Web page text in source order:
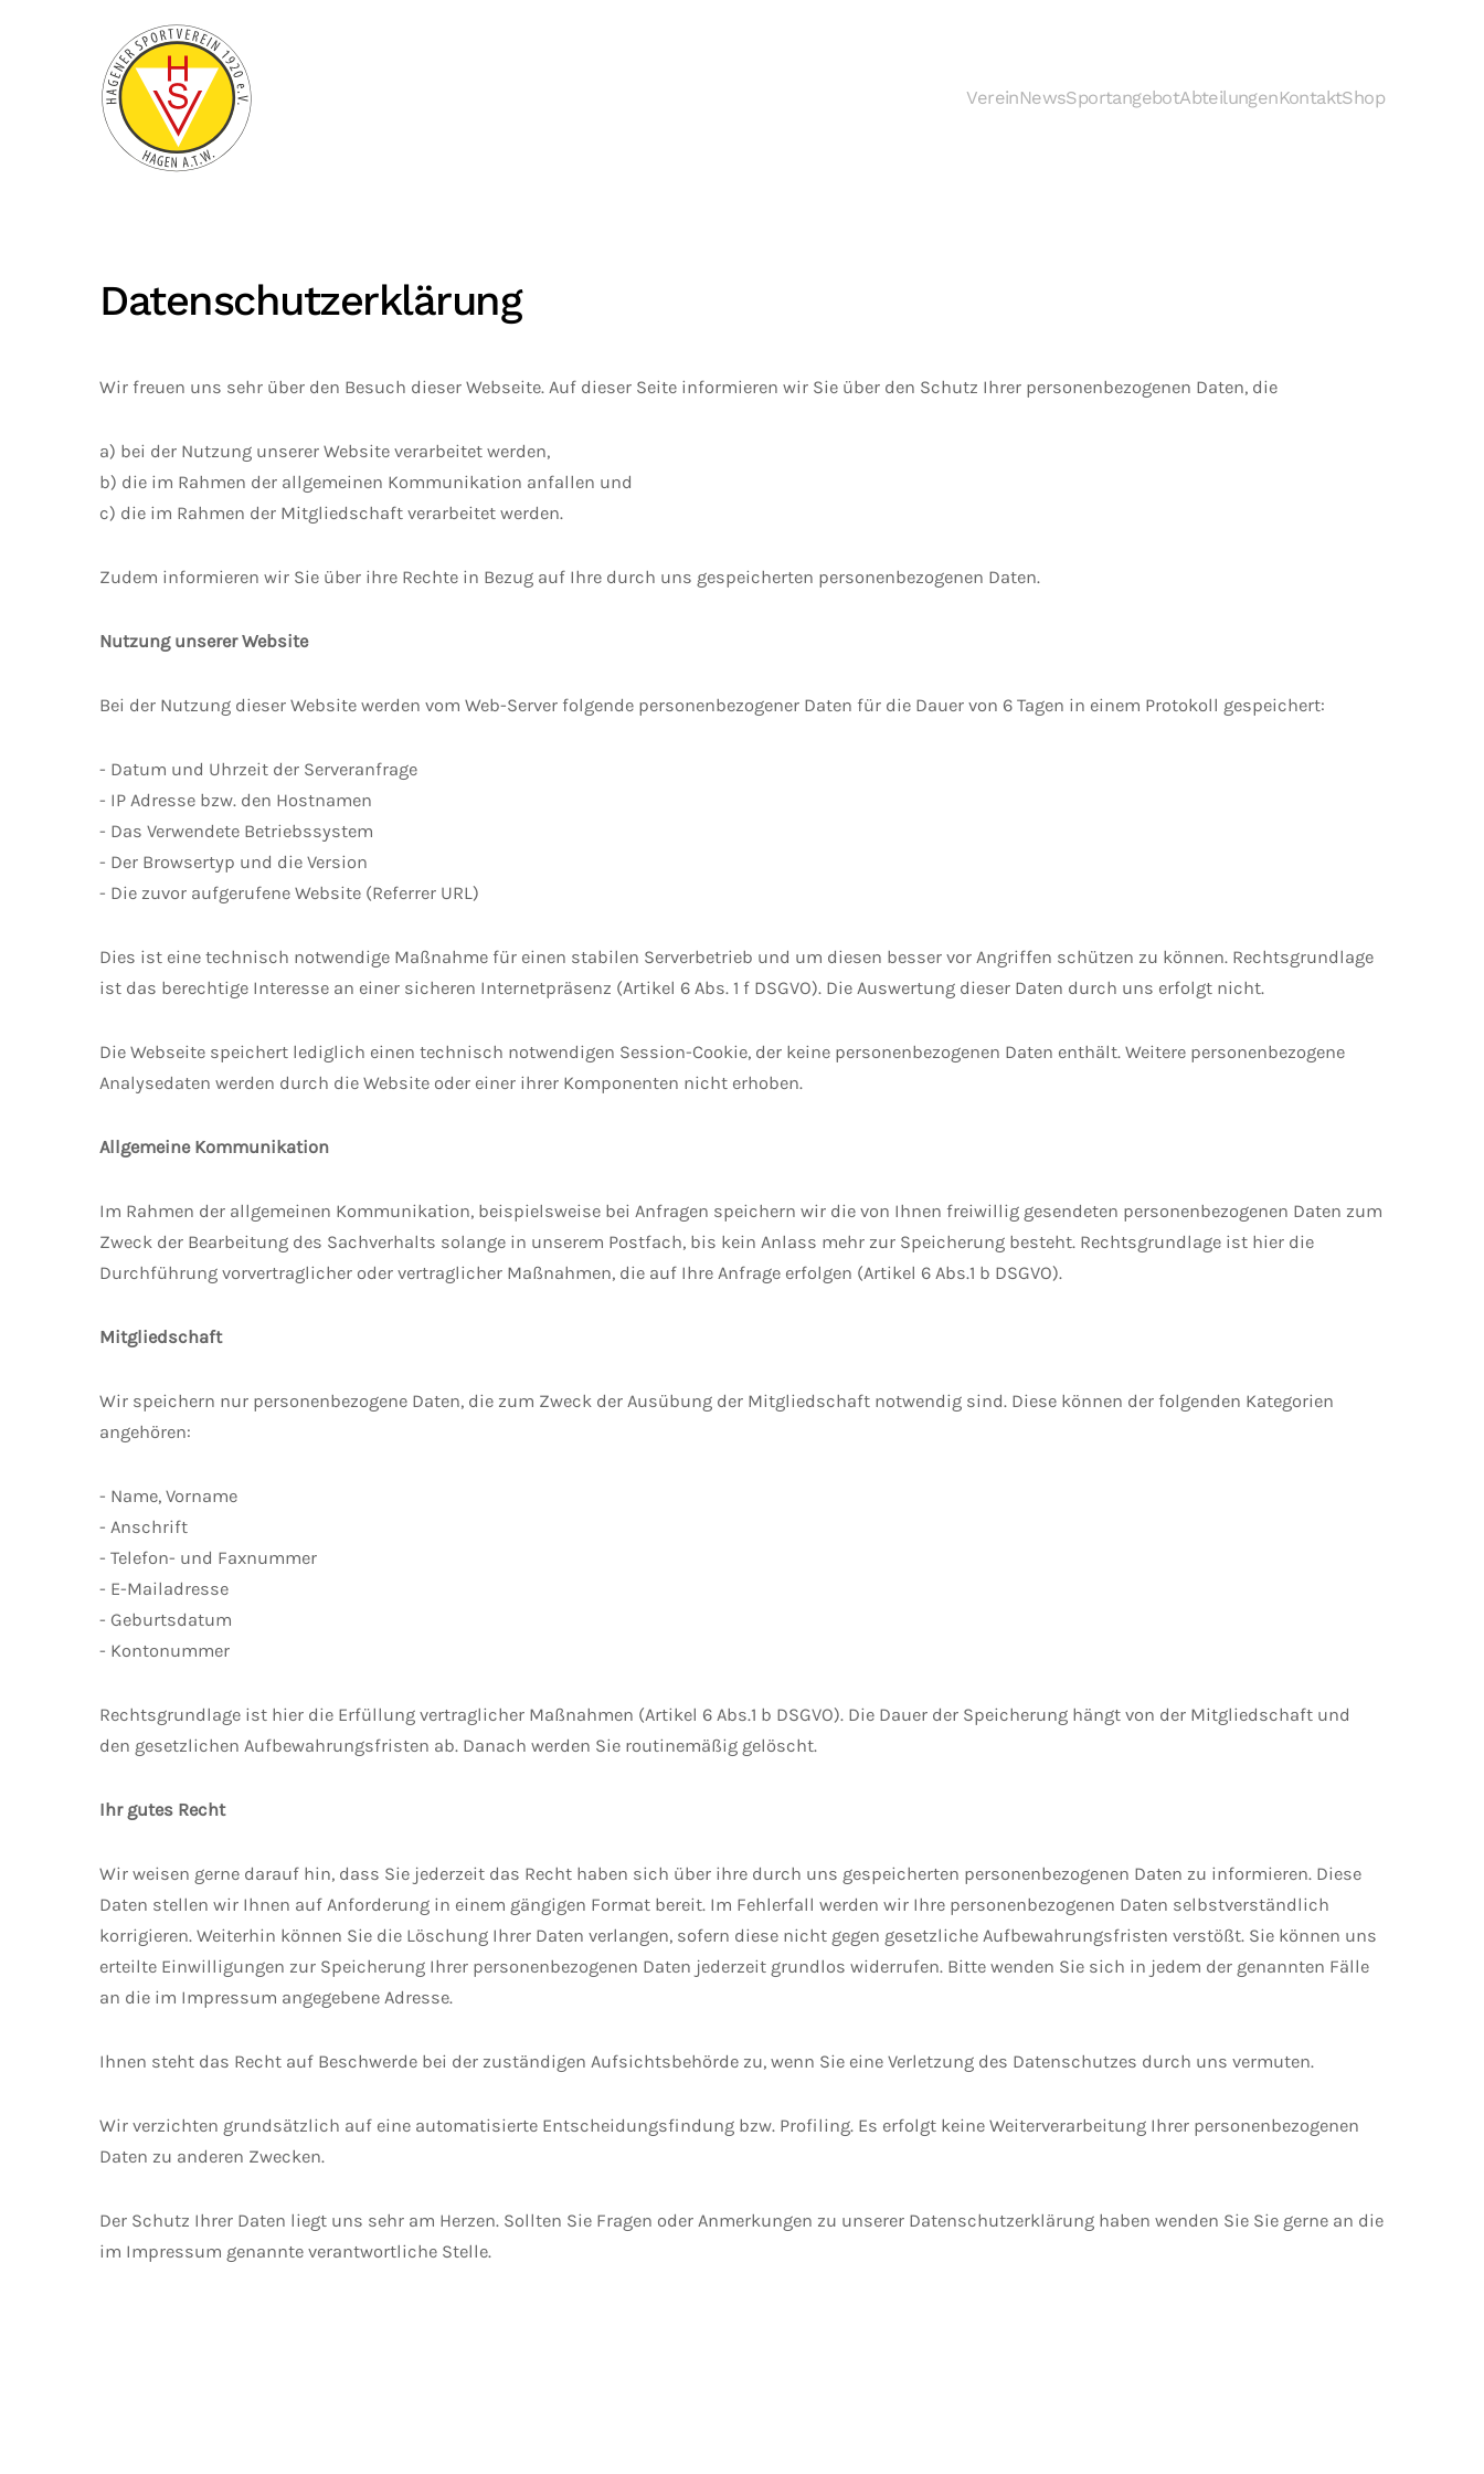
Zum Hauptinhalt springen
VereinNewsSportangebotAbteilungenKontaktShop
Datenschutzerklärung
Wir freuen uns sehr über den Besuch dieser Webseite. Auf dieser Seite informieren wir Sie über den Schutz Ihrer personenbezogenen Daten, die
a) bei der Nutzung unserer Website verarbeitet werden,
b) die im Rahmen der allgemeinen Kommunikation anfallen und
c) die im Rahmen der Mitgliedschaft verarbeitet werden.
Zudem informieren wir Sie über ihre Rechte in Bezug auf Ihre durch uns gespeicherten personenbezogenen Daten.
Nutzung unserer Website
Bei der Nutzung dieser Website werden vom Web-Server folgende personenbezogener Daten für die Dauer von 6 Tagen in einem Protokoll gespeichert:
- Datum und Uhrzeit der Serveranfrage
- IP Adresse bzw. den Hostnamen
- Das Verwendete Betriebssystem
- Der Browsertyp und die Version
- Die zuvor aufgerufene Website (Referrer URL)
Dies ist eine technisch notwendige Maßnahme für einen stabilen Serverbetrieb und um diesen besser vor Angriffen schützen zu können. Rechtsgrundlage
ist das berechtige Interesse an einer sicheren Internetpräsenz (Artikel 6 Abs. 1 f DSGVO). Die Auswertung dieser Daten durch uns erfolgt nicht.
Die Webseite speichert lediglich einen technisch notwendigen Session-Cookie, der keine personenbezogenen Daten enthält. Weitere personenbezogene
Analysedaten werden durch die Website oder einer ihrer Komponenten nicht erhoben.
Allgemeine Kommunikation
Im Rahmen der allgemeinen Kommunikation, beispielsweise bei Anfragen speichern wir die von Ihnen freiwillig gesendeten personenbezogenen Daten zum
Zweck der Bearbeitung des Sachverhalts solange in unserem Postfach, bis kein Anlass mehr zur Speicherung besteht. Rechtsgrundlage ist hier die
Durchführung vorvertraglicher oder vertraglicher Maßnahmen, die auf Ihre Anfrage erfolgen (Artikel 6 Abs.1 b DSGVO).
Mitgliedschaft
Wir speichern nur personenbezogene Daten, die zum Zweck der Ausübung der Mitgliedschaft notwendig sind. Diese können der folgenden Kategorien
angehören:
- Name, Vorname
- Anschrift
- Telefon- und Faxnummer
- E-Mailadresse
- Geburtsdatum
- Kontonummer
Rechtsgrundlage ist hier die Erfüllung vertraglicher Maßnahmen (Artikel 6 Abs.1 b DSGVO). Die Dauer der Speicherung hängt von der Mitgliedschaft und
den gesetzlichen Aufbewahrungsfristen ab. Danach werden Sie routinemäßig gelöscht.
Ihr gutes Recht
Wir weisen gerne darauf hin, dass Sie jederzeit das Recht haben sich über ihre durch uns gespeicherten personenbezogenen Daten zu informieren. Diese
Daten stellen wir Ihnen auf Anforderung in einem gängigen Format bereit. Im Fehlerfall werden wir Ihre personenbezogenen Daten selbstverständlich
korrigieren. Weiterhin können Sie die Löschung Ihrer Daten verlangen, sofern diese nicht gegen gesetzliche Aufbewahrungsfristen verstößt. Sie können uns
erteilte Einwilligungen zur Speicherung Ihrer personenbezogenen Daten jederzeit grundlos widerrufen. Bitte wenden Sie sich in jedem der genannten Fälle
an die im Impressum angegebene Adresse.
Ihnen steht das Recht auf Beschwerde bei der zuständigen Aufsichtsbehörde zu, wenn Sie eine Verletzung des Datenschutzes durch uns vermuten.
Wir verzichten grundsätzlich auf eine automatisierte Entscheidungsfindung bzw. Profiling. Es erfolgt keine Weiterverarbeitung Ihrer personenbezogenen
Daten zu anderen Zwecken.
Der Schutz Ihrer Daten liegt uns sehr am Herzen. Sollten Sie Fragen oder Anmerkungen zu unserer Datenschutzerklärung haben wenden Sie Sie gerne an die
im Impressum genannte verantwortliche Stelle.